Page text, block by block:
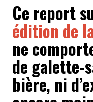
Ce report
édition de
ne
de galette-
bière, ni